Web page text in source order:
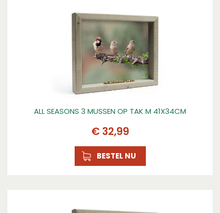
ALL SEASONS 3 MUSSEN OP TAK M 41X34CM
€ 32,99
BESTEL NU